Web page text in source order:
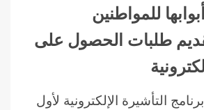
للمواطنين
طلبات الحصول على
التأشيرة الإلكترونية لأول